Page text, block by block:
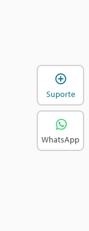
Suporte
WhatsApp